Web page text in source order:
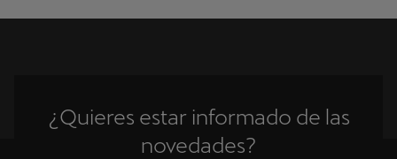
¿Quieres estar informado de las
novedades?